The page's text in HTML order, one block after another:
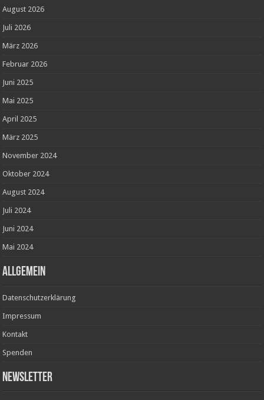
August 2026
Juli 2026
März 2026
Februar 2026
Juni 2025
Mai 2025
April 2025
März 2025
November 2024
Oktober 2024
August 2024
Juli 2024
Juni 2024
Mai 2024
ALLGEMEIN
Datenschutzerklärung
Impressum
Kontakt
Spenden
Newsletter